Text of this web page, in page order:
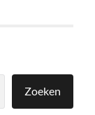
Zoeken